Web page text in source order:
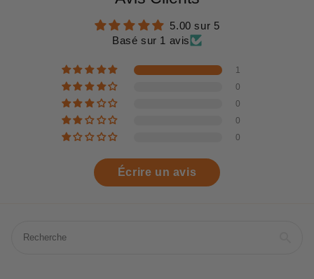
5.00 sur 5
Basé sur 1 avis
1
0
0
0
0
Écrire un avis